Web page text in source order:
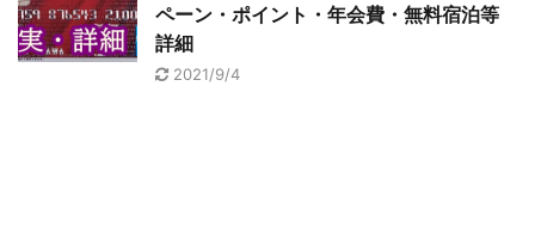
ペーン・ポイント・年会費・無料宿泊等
詳細
2021/9/4